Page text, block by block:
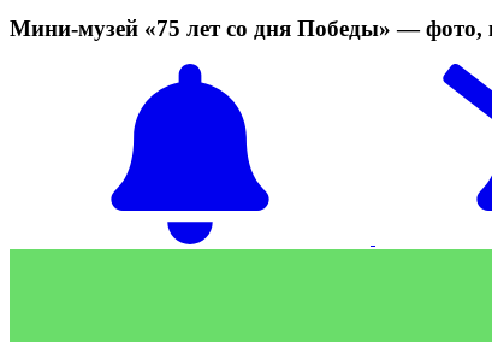
Мини-музей «75 лет со дня Победы» — фото,